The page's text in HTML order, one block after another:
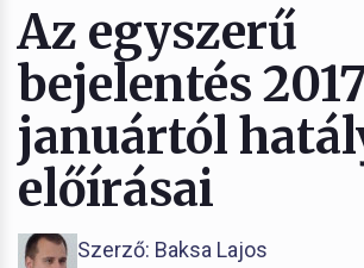
Az egyszerű
bejelentés
januártól
előírásai
Szerző: Baksa Lajos